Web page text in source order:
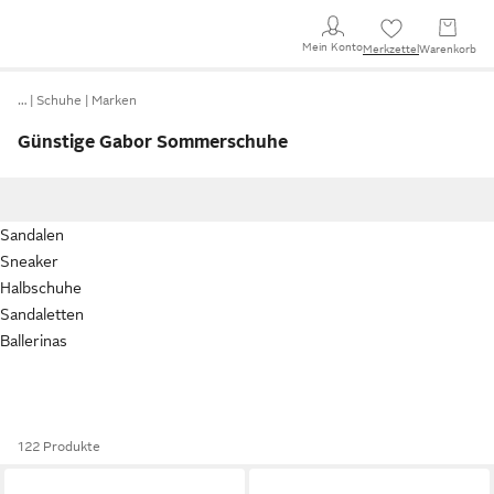
Mein KontoMerkzettel Warenkorb
… Schuhe Marken
Günstige Gabor Sommerschuhe
Sandalen
Sneaker
Halbschuhe
Sandaletten
Ballerinas
122 Produkte